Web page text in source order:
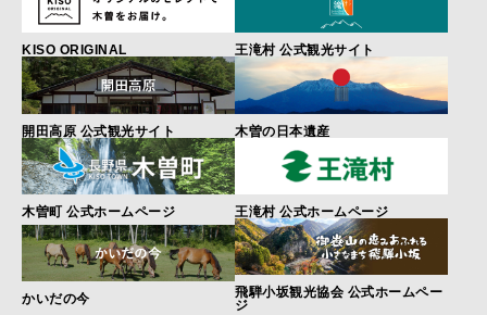
KISO ORIGINAL 王滝村 公式観光サイト
開田高原 公式観光サイト 木曽の日本遺産
木曽町 公式ホームページ 王滝村 公式ホームページ
かいだの今
飛騨小坂観光協会 公式ホームペー
ジ